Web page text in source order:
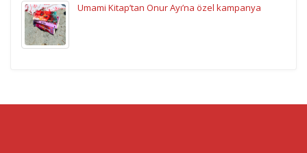
Umami Kitap’tan Onur Ayı’na özel kampanya